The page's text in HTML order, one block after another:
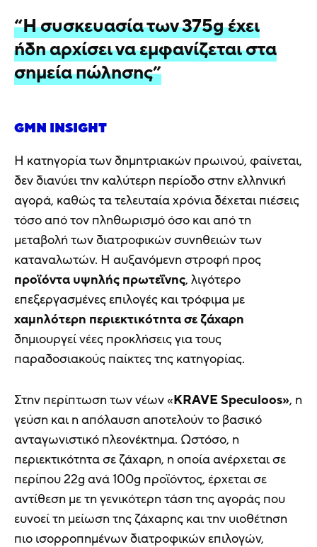
“Η συσκευασία των 375g έχει
ήδη αρχίσει να εμφανίζεται στα
σημεία πώλησης”
GMN INSIGHT
Η κατηγορία των δημητριακών πρωινού, φαίνεται,
δεν διανύει την καλύτερη περίοδο στην ελληνική
αγορά, καθώς τα τελευταία χρόνια δέχεται πιέσεις
τόσο από τον πληθωρισμό όσο και από τη
μεταβολή των διατροφικών συνηθειών των
καταναλωτών. Η αυξανόμενη στροφή προς
προϊόντα υψηλής πρωτεΐνης, λιγότερο
επεξεργασμένες επιλογές και τρόφιμα με
χαμηλότερη περιεκτικότητα σε ζάχαρη
δημιουργεί νέες προκλήσεις για τους
παραδοσιακούς παίκτες της κατηγορίας.
Στην περίπτωση των νέων «KRAVE Speculoos», η
γεύση και η απόλαυση αποτελούν το βασικό
ανταγωνιστικό πλεονέκτημα. Ωστόσο, η
περιεκτικότητα σε ζάχαρη, η οποία ανέρχεται σε
περίπου 22g ανά 100g προϊόντος, έρχεται σε
αντίθεση με τη γενικότερη τάση της αγοράς που
ευνοεί τη μείωση της ζάχαρης και την υιοθέτηση
πιο ισορροπημένων διατροφικών επιλογών,